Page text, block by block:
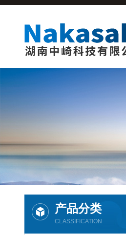
产品分类
CLASSIFICATION